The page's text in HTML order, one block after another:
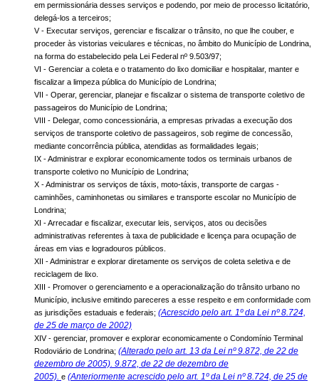
em permissionária desses serviços e podendo, por meio de processo licitatório,
delegá-los a terceiros;
V - Executar serviços, gerenciar e fiscalizar o trânsito, no que lhe couber, e
proceder às vistorias veiculares e técnicas, no âmbito do Município de Londrina,
na forma do estabelecido pela Lei Federal nº 9.503/97;
VI - Gerenciar a coleta e o tratamento do lixo domiciliar e hospitalar, manter e
fiscalizar a limpeza pública do Município de Londrina;
VII - Operar, gerenciar, planejar e fiscalizar o sistema de transporte coletivo de
passageiros do Município de Londrina;
VIII - Delegar, como concessionária, a empresas privadas a execução dos
serviços de transporte coletivo de passageiros, sob regime de concessão,
mediante concorrência pública, atendidas as formalidades legais;
IX - Administrar e explorar economicamente todos os terminais urbanos de
transporte coletivo no Município de Londrina;
X - Administrar os serviços de táxis, moto-táxis, transporte de cargas -
caminhões, caminhonetas ou similares e transporte escolar no Município de
Londrina;
XI - Arrecadar e fiscalizar, executar leis, serviços, atos ou decisões
administrativas referentes à taxa de publicidade e licença para ocupação de
áreas em vias e logradouros públicos.
XII - Administrar e explorar diretamente os serviços de coleta seletiva e de
reciclagem de lixo.
XIII - Promover o gerenciamento e a operacionalização do trânsito urbano no
Município, inclusive emitindo pareceres a esse respeito e em conformidade com
as jurisdições estaduais e federais; (Acrescido pelo art. 1º da Lei nº 8.724,
de 25 de março de 2002)
XIV - gerenciar, promover e explorar economicamente o Condomínio Terminal
Rodoviário de Londrina; (Alterado pelo art. 13 da Lei nº 9.872, de 22 de
dezembro de 2005). 9.872, de 22 de dezembro de
2005). e (Anteriormente acrescido pelo art. 1º da Lei nº 8.724, de 25 de